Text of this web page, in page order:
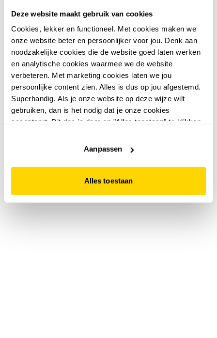
Deze website maakt gebruik van cookies
Cookies, lekker en functioneel. Met cookies maken we
onze website beter en persoonlijker voor jou. Denk aan
noodzakelijke cookies die de website goed laten werken
en analytische cookies waarmee we de website
verbeteren. Met marketing cookies laten we jou
persoonlijke content zien. Alles is dus op jou afgestemd.
Superhandig. Als je onze website op deze wijze wilt
gebruiken, dan is het nodig dat je onze cookies
accepteert. Dit doe je door op "Alles toestaan" te klikken.
website niet optimaal functioneert.
Aanpassen
Alles toestaan